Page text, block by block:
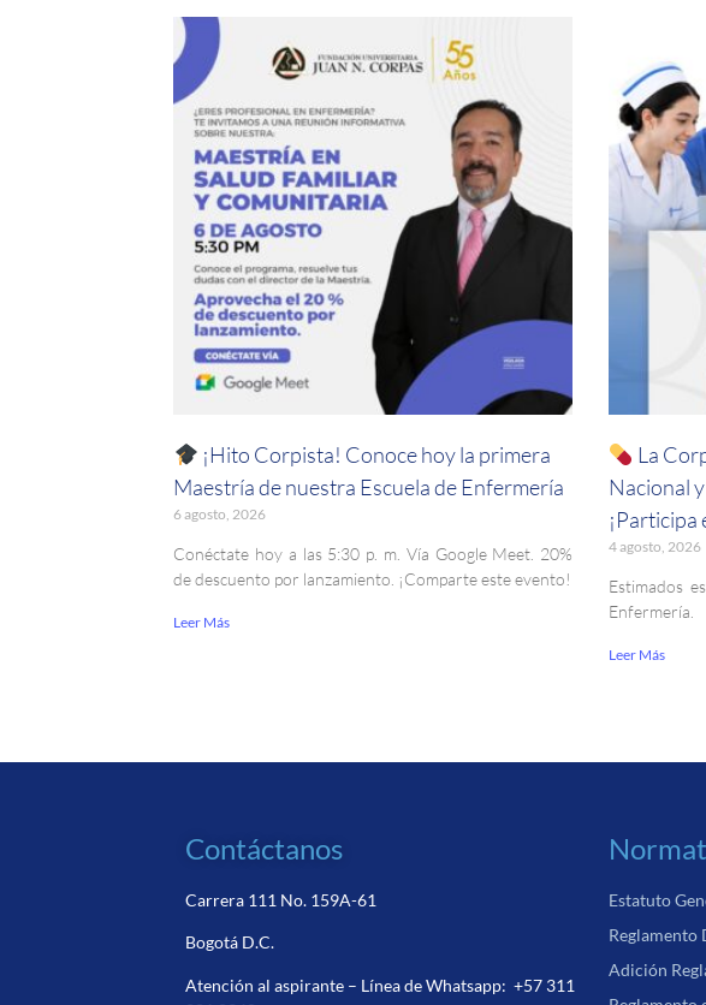
¡Hito Corpista! Conoce hoy la primera
Maestría de nuestra Escuela de Enfermería
6 agosto, 2026
Conéctate hoy a las 5:30 p. m. Vía Google Meet. 20%
de descuento por lanzamiento. ¡Comparte este evento!
Leer Más
La
Nacional
4 agosto, 2026
Estimados
Enfermería.
Leer Más
Contáctanos
Carrera 111 No. 159A-61
Bogotá D.C.
Atención al aspirante – Línea de Whatsapp:+57 311
Estatuto
Reglamento
Adición